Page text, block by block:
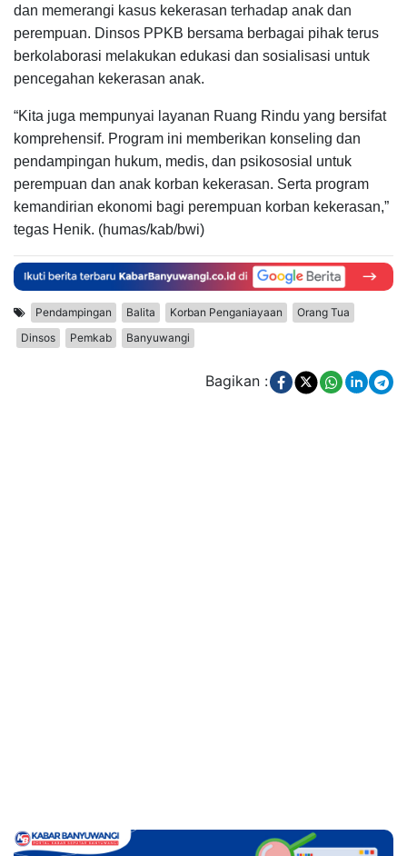
dan memerangi kasus kekerasan terhadap anak dan
perempuan. Dinsos PPKB bersama berbagai pihak terus
berkolaborasi melakukan edukasi dan sosialisasi untuk
pencegahan kekerasan anak.
“Kita juga mempunyai layanan Ruang Rindu yang bersifat
komprehensif. Program ini memberikan konseling dan
pendampingan hukum, medis, dan psikososial untuk
perempuan dan anak korban kekerasan. Serta program
kemandirian ekonomi bagi perempuan korban kekerasan,”
tegas Henik. (humas/kab/bwi)
Pendampingan Balita Korban Penganiayaan
Orang Tua
Dinsos
Pemkab Banyuwangi
Bagikan :